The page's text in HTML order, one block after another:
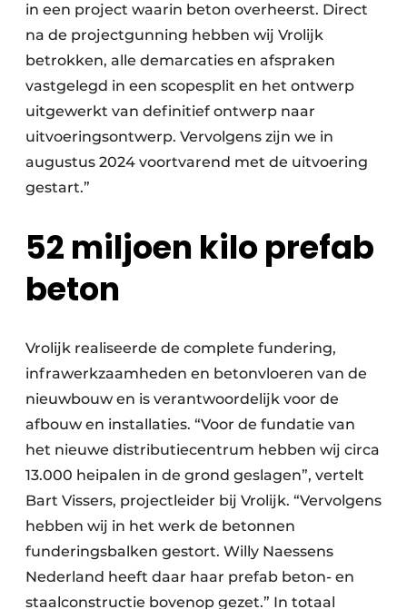
in een project waarin beton overheerst. Direct
na de projectgunning hebben wij Vrolijk
betrokken, alle demarcaties en afspraken
vastgelegd in een scopesplit en het ontwerp
uitgewerkt van definitief ontwerp naar
uitvoeringsontwerp. Vervolgens zijn we in
augustus 2024 voortvarend met de uitvoering
gestart.”
52 miljoen kilo prefab
beton
Vrolijk realiseerde de complete fundering,
infrawerkzaamheden en betonvloeren van de
nieuwbouw en is verantwoordelijk voor de
afbouw en installaties. “Voor de fundatie van
het nieuwe distributiecentrum hebben wij circa
13.000 heipalen in de grond geslagen”, vertelt
Bart Vissers, projectleider bij Vrolijk. “Vervolgens
hebben wij in het werk de betonnen
funderingsbalken gestort. Willy Naessens
Nederland heeft daar haar prefab beton- en
staalconstructie bovenop gezet.” In totaal